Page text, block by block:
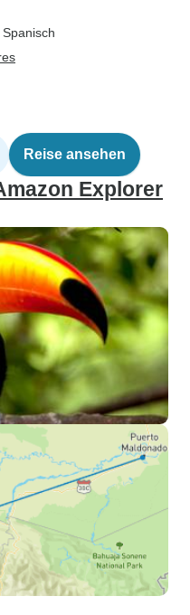
Reise ansehen
Explorer